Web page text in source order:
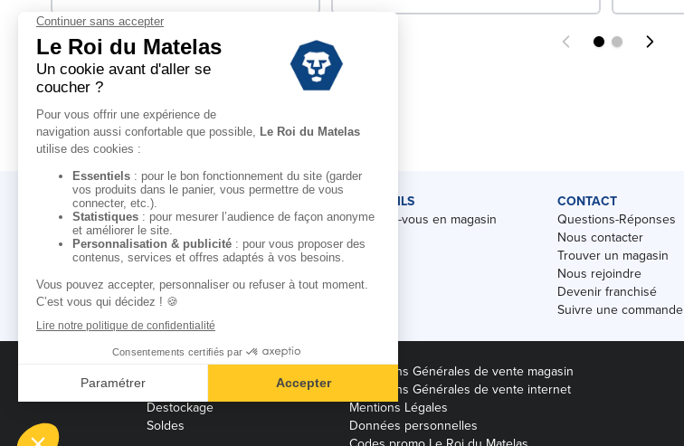
LE ROI DU MATELAS
Notre histoire
Notre savoir-faire
Nos marques
CONSEILS
Rendez-vous en magasin
CONTACT
Questions-Réponses
Nous contacter
Trouver un magasin
Nous rejoindre
Devenir franchisé
Suivre une commande
Destockage
Soldes
Conditions Générales de vente magasin
Conditions Générales de vente internet
Mentions Légales
Données personnelles